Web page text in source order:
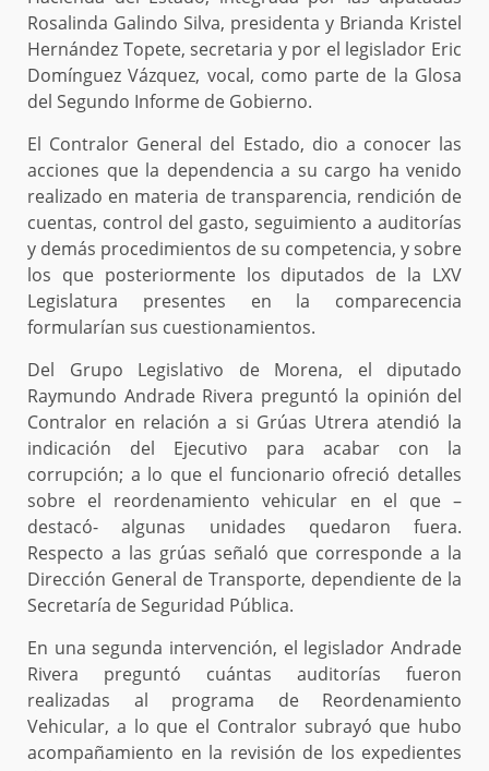
Rosalinda Galindo Silva, presidenta y Brianda Kristel
Hernández Topete, secretaria y por el legislador Eric
Domínguez Vázquez, vocal, como parte de la Glosa
del Segundo Informe de Gobierno.
El Contralor General del Estado, dio a conocer las
acciones que la dependencia a su cargo ha venido
realizado en materia de transparencia, rendición de
cuentas, control del gasto, seguimiento a auditorías
y demás procedimientos de su competencia, y sobre
los que posteriormente los diputados de la LXV
Legislatura presentes en la comparecencia
formularían sus cuestionamientos.
Del Grupo Legislativo de Morena, el diputado
Raymundo Andrade Rivera preguntó la opinión del
Contralor en relación a si Grúas Utrera atendió la
indicación del Ejecutivo para acabar con la
corrupción; a lo que el funcionario ofreció detalles
sobre el reordenamiento vehicular en el que –
destacó- algunas unidades quedaron fuera.
Respecto a las grúas señaló que corresponde a la
Dirección General de Transporte, dependiente de la
Secretaría de Seguridad Pública.
En una segunda intervención, el legislador Andrade
Rivera preguntó cuántas auditorías fueron
realizadas al programa de Reordenamiento
Vehicular, a lo que el Contralor subrayó que hubo
acompañamiento en la revisión de los expedientes